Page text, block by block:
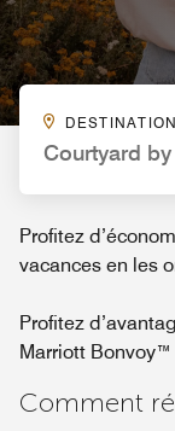
DESTINATION
Courtyard by
Profitez
vacances en les
Profitez
Marriott Bonvoy™
Comment